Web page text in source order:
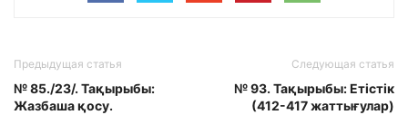
Предыдущая статья
№ 85./23/. Тақырыбы:
Жазбаша қосу.
Следующая статья
№ 93. Тақырыбы: Етістік
(412-417 жаттығулар)